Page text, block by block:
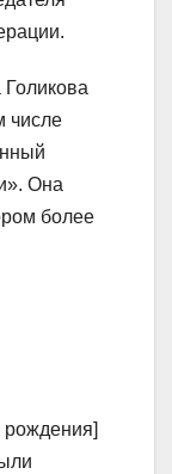
числе
Она
более
рождения]